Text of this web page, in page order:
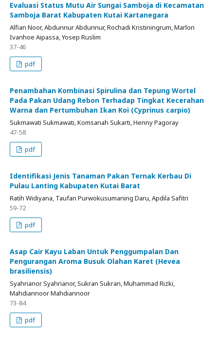
Evaluasi Status Mutu Air Sungai Samboja di Kecamatan
Samboja Barat Kabupaten Kutai Kartanegara
Alfian Noor, Abdunnur Abdunnur, Rochadi Kristiningrum, Marlon
Ivanhoe Aipassa, Yosep Ruslim
37-46
pdf
Penambahan Kombinasi Spirulina dan Tepung Wortel
Pada Pakan Udang Rebon Terhadap Tingkat Kecerahan
Warna dan Pertumbuhan Ikan Koi (Cyprinus carpio)
Sukmawati Sukmawati, Komsanah Sukarti, Henny Pagoray
47-58
pdf
Identifikasi Jenis Tanaman Pakan Ternak Kerbau Di
Pulau Lanting Kabupaten Kutai Barat
Ratih Widiyana, Taufan Purwokusumaning Daru, Apdila Safitri
59-72
pdf
Asap Cair Kayu Laban Untuk Penggumpalan Dan
Pengurangan Aroma Busuk Olahan Karet (Hevea
brasiliensis)
Syahrianor Syahrianor, Sukran Sukran, Muhammad Rizki,
Mahdiannoor Mahdiannoor
73-84
pdf